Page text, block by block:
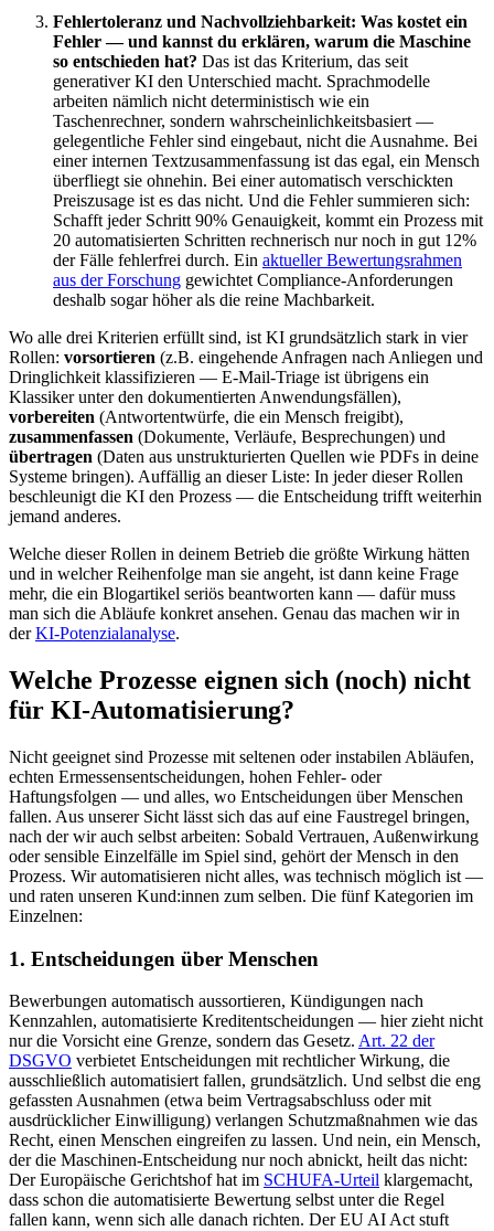
Fehlertoleranz und Nachvollziehbarkeit: Was kostet ein
Fehler — und kannst du erklären, warum die Maschine
so entschieden hat? Das ist das Kriterium, das seit
generativer KI den Unterschied macht. Sprachmodelle
arbeiten nämlich nicht deterministisch wie ein
Taschenrechner, sondern wahrscheinlichkeitsbasiert —
gelegentliche Fehler sind eingebaut, nicht die Ausnahme. Bei
einer internen Textzusammenfassung ist das egal, ein Mensch
überfliegt sie ohnehin. Bei einer automatisch verschickten
Preiszusage ist es das nicht. Und die Fehler summieren sich:
Schafft jeder Schritt 90% Genauigkeit, kommt ein Prozess mit
20 automatisierten Schritten rechnerisch nur noch in gut 12%
der Fälle fehlerfrei durch. Ein aktueller Bewertungsrahmen
aus der Forschung gewichtet Compliance-Anforderungen
deshalb sogar höher als die reine Machbarkeit.
Wo alle drei Kriterien erfüllt sind, ist KI grundsätzlich stark in vier
Rollen: vorsortieren (z.B. eingehende Anfragen nach Anliegen und
Dringlichkeit klassifizieren — E-Mail-Triage ist übrigens ein
Klassiker unter den dokumentierten Anwendungsfällen),
vorbereiten (Antwortentwürfe, die ein Mensch freigibt),
zusammenfassen (Dokumente, Verläufe, Besprechungen) und
übertragen (Daten aus unstrukturierten Quellen wie PDFs in deine
Systeme bringen). Auffällig an dieser Liste: In jeder dieser Rollen
beschleunigt die KI den Prozess — die Entscheidung trifft weiterhin
jemand anderes.
Welche dieser Rollen in deinem Betrieb die größte Wirkung hätten
und in welcher Reihenfolge man sie angeht, ist dann keine Frage
mehr, die ein Blogartikel seriös beantworten kann — dafür muss
man sich die Abläufe konkret ansehen. Genau das machen wir in
derKI-Potenzialanalyse.
Welche Prozesse eignen sich (noch) nicht
für KI-Automatisierung?
Nicht geeignet sind Prozesse mit seltenen oder instabilen Abläufen,
echten Ermessensentscheidungen, hohen Fehler- oder
Haftungsfolgen — und alles, wo Entscheidungen über Menschen
fallen. Aus unserer Sicht lässt sich das auf eine Faustregel bringen,
nach der wir auch selbst arbeiten: Sobald Vertrauen, Außenwirkung
oder sensible Einzelfälle im Spiel sind, gehört der Mensch in den
Prozess. Wir automatisieren nicht alles, was technisch möglich ist —
und raten unseren Kund:innen zum selben. Die fünf Kategorien im
Einzelnen:
1. Entscheidungen über Menschen
Bewerbungen automatisch aussortieren, Kündigungen nach
Kennzahlen, automatisierte Kreditentscheidungen — hier zieht nicht
nur die Vorsicht eine Grenze, sondern das Gesetz. Art. 22 der
DSGVO verbietet Entscheidungen mit rechtlicher Wirkung, die
ausschließlich automatisiert fallen, grundsätzlich. Und selbst die eng
gefassten Ausnahmen (etwa beim Vertragsabschluss oder mit
ausdrücklicher Einwilligung) verlangen Schutzmaßnahmen wie das
Recht, einen Menschen eingreifen zu lassen. Und nein, ein Mensch,
der die Maschinen-Entscheidung nur noch abnickt, heilt das nicht:
Der Europäische Gerichtshof hat im SCHUFA-Urteil klargemacht,
dass schon die automatisierte Bewertung selbst unter die Regel
fallen kann, wenn sich alle danach richten. Der EU AI Act stuft